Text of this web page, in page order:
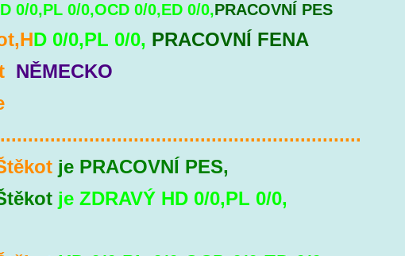
0/0,PL 0/0,OCD 0/0,ED 0/0,PRACOVNÍ PES
D 0/0,PL 0/0, PRACOVNÍ FENA
NĚMECKO
je PRACOVNÍ PES,
je ZDRAVÝ HD 0/0,PL 0/0,